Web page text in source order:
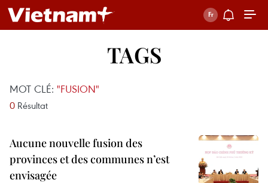
TAGS
MOT CLÉ: "FUSION"
0 Résultat
Aucune nouvelle fusion des
provinces et des communes n’est
envisagée